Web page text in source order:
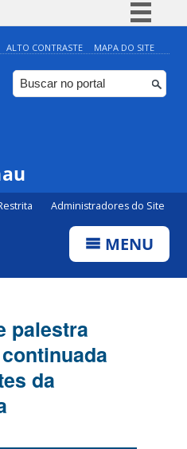
Simplifique!
Comunica BR
Participe
ALTO CONTRASTE MAPA DO SITE
Administradores do Site
MENU
palestra
da